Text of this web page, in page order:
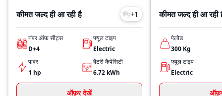
कीमत जल्द ही आ रही है +1
नंबर ऑफ़ सीट्स
D+4
फ्यूल टाइप
Electric
पावर
1 hp
बैटरी कैपेसिटी
6.72 kWh
ऑफ़र देखें
कीमत जल्द ही आ रही
पेलोड
300 Kg
फ्यूल टाइप
Electric